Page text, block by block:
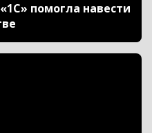
помогла навести